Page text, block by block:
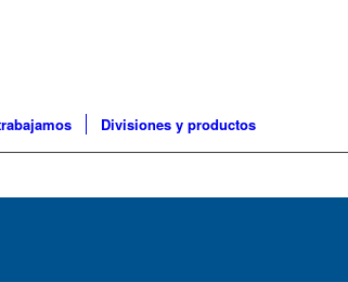
Divisiones y productos